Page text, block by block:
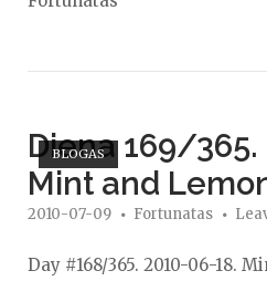
BLOGAS
Diena 169/365.
Mint and
2010-07-09 Fortunatas
Day #168/365. 2010-06-18.